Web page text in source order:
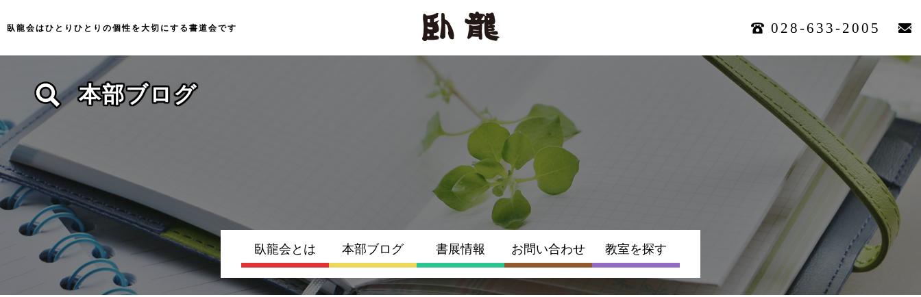
臥龍会はひとりひとりの個性を大切にする 書道会です 028-633-2005
臥龍会とは 本部ブログ 書展情報 お問い合わせ 教室を探す
本部ブログ